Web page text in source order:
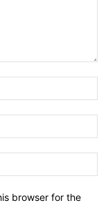
browser for the